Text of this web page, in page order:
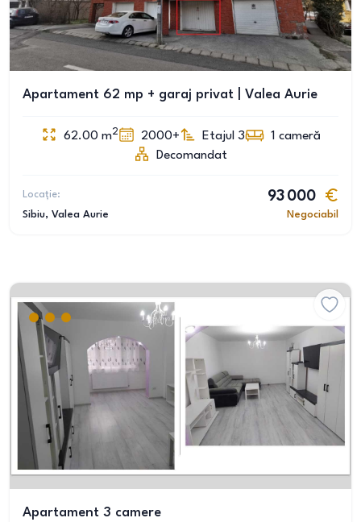
Apartament 62 mp + garaj privat | Valea Aurie
62.00 m2 2000+ Etajul 3 1 cameră
Decomandat
Locație:
Sibiu, Valea Aurie
93 000
Negociabil
Apartament 3 camere